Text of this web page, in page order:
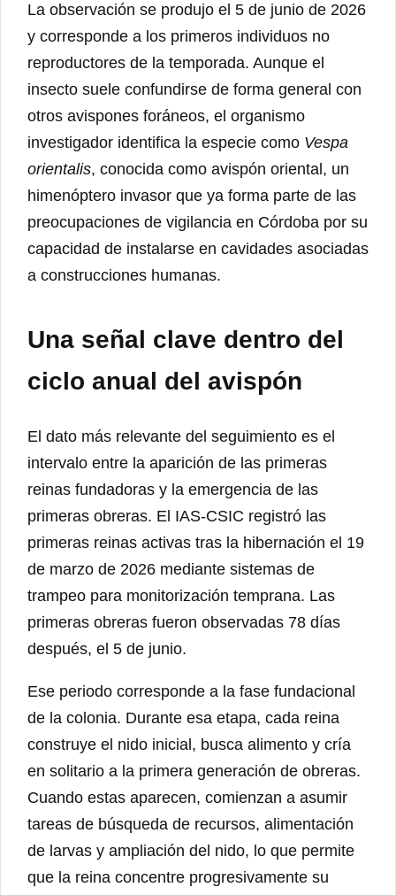
La observación se produjo el 5 de junio de 2026
y corresponde a los primeros individuos no
reproductores de la temporada. Aunque el
insecto suele confundirse de forma general con
otros avispones foráneos, el organismo
investigador identifica la especie como Vespa
orientalis, conocida como avispón oriental, un
himenóptero invasor que ya forma parte de las
preocupaciones de vigilancia en Córdoba por su
capacidad de instalarse en cavidades asociadas
a construcciones humanas.
Una señal clave dentro del
ciclo anual del avispón
El dato más relevante del seguimiento es el
intervalo entre la aparición de las primeras
reinas fundadoras y la emergencia de las
primeras obreras. El IAS-CSIC registró las
primeras reinas activas tras la hibernación el 19
de marzo de 2026 mediante sistemas de
trampeo para monitorización temprana. Las
primeras obreras fueron observadas 78 días
después, el 5 de junio.
Ese periodo corresponde a la fase fundacional
de la colonia. Durante esa etapa, cada reina
construye el nido inicial, busca alimento y cría
en solitario a la primera generación de obreras.
Cuando estas aparecen, comienzan a asumir
tareas de búsqueda de recursos, alimentación
de larvas y ampliación del nido, lo que permite
que la reina concentre progresivamente su